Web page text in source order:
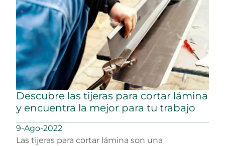
Descubre las tijeras para cortar lámina
y encuentra la mejor para tu trabajo
9-Ago-2022
Las tijeras para cortar lámina son una